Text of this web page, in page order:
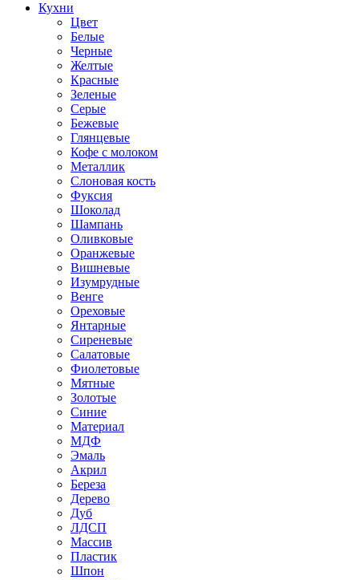
Кухни
Цвет
Белые
Черные
Желтые
Красные
Зеленые
Серые
Бежевые
Глянцевые
Кофе с молоком
Металлик
Слоновая кость
Фуксия
Шоколад
Шампань
Оливковые
Оранжевые
Вишневые
Изумрудные
Венге
Ореховые
Янтарные
Сиреневые
Салатовые
Фиолетовые
Мятные
Золотые
Синие
Материал
МДФ
Эмаль
Акрил
Береза
Дерево
Дуб
ЛДСП
Массив
Пластик
Шпон